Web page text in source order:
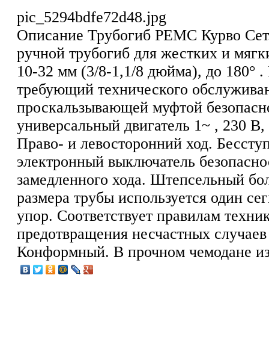
pic_5294bdfe72d48.jpg
Описание Трубогиб РЕМС Курво
ручной трубогиб для жестких и
10-32 мм (3/8-1,1/8 дюйма), до 180° .
требующий технического
проскальзывающей муфтой
универсальный двигатель 1~ , 230
Право- и левосторонний ход.
электронный выключатель
замедленного хода. Штепсельный
размера трубы используется один
упор. Соответствует правилам
предотвращения несчастных
Конформный. В прочном чемодане